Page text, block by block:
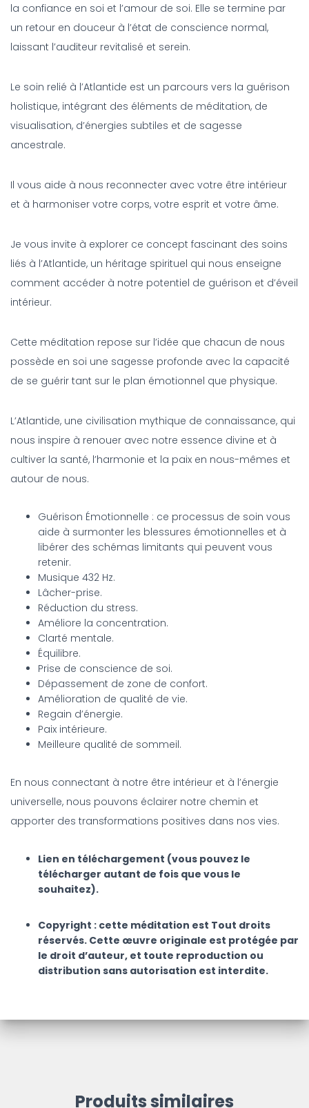
la confiance en soi et l’amour de soi. Elle se termine par
un retour en douceur à l’état de conscience normal,
laissant l’auditeur revitalisé et serein.
Le soin relié à l’Atlantide est un parcours vers la guérison
holistique, intégrant des éléments de méditation, de
visualisation, d’énergies subtiles et de sagesse
ancestrale.
Il vous aide à nous reconnecter avec votre être intérieur
et à harmoniser votre corps, votre esprit et votre âme.
Je vous invite à explorer ce concept fascinant des soins
liés à l’Atlantide, un héritage spirituel qui nous enseigne
comment accéder à notre potentiel de guérison et d’éveil
intérieur.
Cette méditation repose sur l’idée que chacun de nous
possède en soi une sagesse profonde avec la capacité
de se guérir tant sur le plan émotionnel que physique.
L’Atlantide, une civilisation mythique de connaissance, qui
nous inspire à renouer avec notre essence divine et à
cultiver la santé, l’harmonie et la paix en nous-mêmes et
autour de nous.
Guérison Émotionnelle : ce processus de soin vous
aide à surmonter les blessures émotionnelles et à
libérer des schémas limitants qui peuvent vous
retenir.
Musique 432 Hz.
Lâcher-prise.
Réduction du stress.
Améliore la concentration.
Clarté mentale.
Équilibre.
Prise de conscience de soi.
Dépassement de zone de confort.
Amélioration de qualité de vie.
Regain d’énergie.
Paix intérieure.
Meilleure qualité de sommeil.
En nous connectant à notre être intérieur et à l’énergie
universelle, nous pouvons éclairer notre chemin et
apporter des transformations positives dans nos vies.
Lien en téléchargement (vous pouvez le
télécharger autant de fois que vous le
souhaitez).
Copyright : cette méditation est Tout droits
réservés. Cette œuvre originale est protégée par
le droit d’auteur, et toute reproduction ou
distribution sans autorisation est interdite.
Produits similaires